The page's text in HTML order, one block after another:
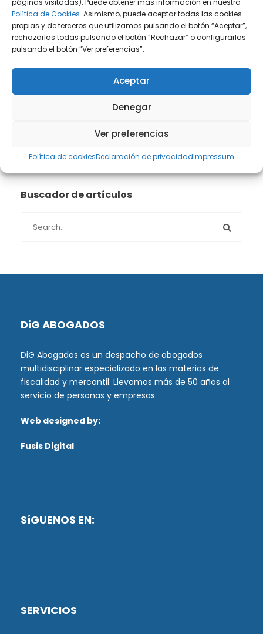
Política de Cookies. Asimismo, puede aceptar todas las cookies
propias y de terceros que utilizamos pulsando el botón “Aceptar”,
rechazarlas todas pulsando el botón “Rechazar” o configurarlas
pulsando el botón “Ver preferencias”.
Aceptar
Denegar
Ver preferencias
Política de cookiesDeclaración de privacidadImpressum
Prensa(2)
Propiedad intelectual e industrial
Protección de datos(40)
Buscador de artículos
DiG ABOGADOS
DiG Abogados es un despacho de abogados
multidisciplinar especializado en las materias de
fiscalidad y mercantil. Llevamos más de 50 años al
servicio de personas y empresas.
Web designed by:
Fusis Digital
SíGUENOS EN:
SERVICIOS